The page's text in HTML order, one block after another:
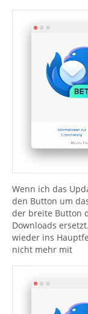
Wenn ich das
den Button um
der breite Button
Downloads
wieder ins
nicht mehr mit